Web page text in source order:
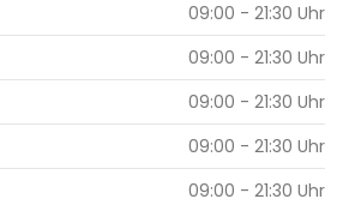
09:00 - 21:30 Uhr
09:00 - 21:30 Uhr
09:00 - 21:30 Uhr
09:00 - 21:30 Uhr
09:00 - 21:30 Uhr